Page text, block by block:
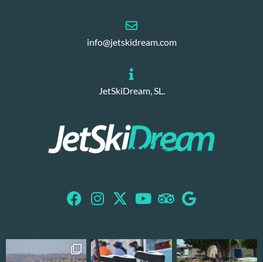
info@jetskidream.com
JetSkiDream, SL.